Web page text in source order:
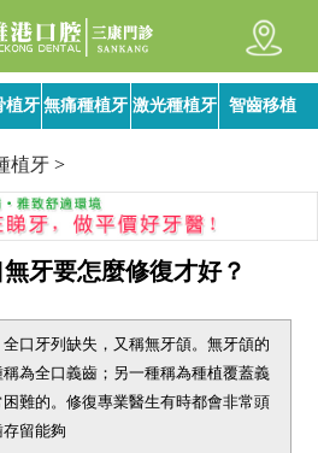
植牙 無痛種植牙 激光種植牙 智齒移植
植牙 >
牙要怎麼修復才好？
口牙列缺失，又稱無牙頜。無牙頜的
為全口義齒；另一種稱為種植覆蓋義
難的。修復專業醫生有時都會非常頭
留能夠